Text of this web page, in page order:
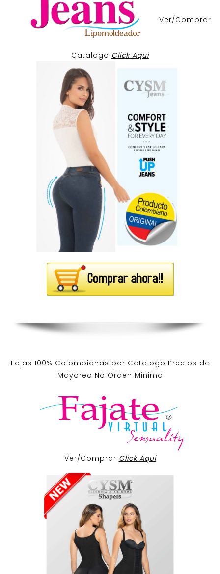
Ver/Comprar
Catalogo Click Aqui
Fajas 100% Colombianas por Catalogo Precios de
Mayoreo No Orden Minima
Ver/Comprar Click Aqui